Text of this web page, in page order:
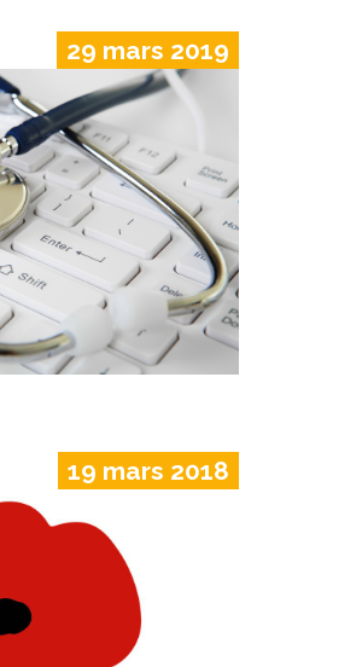
29 mars 2019
19 mars 2018